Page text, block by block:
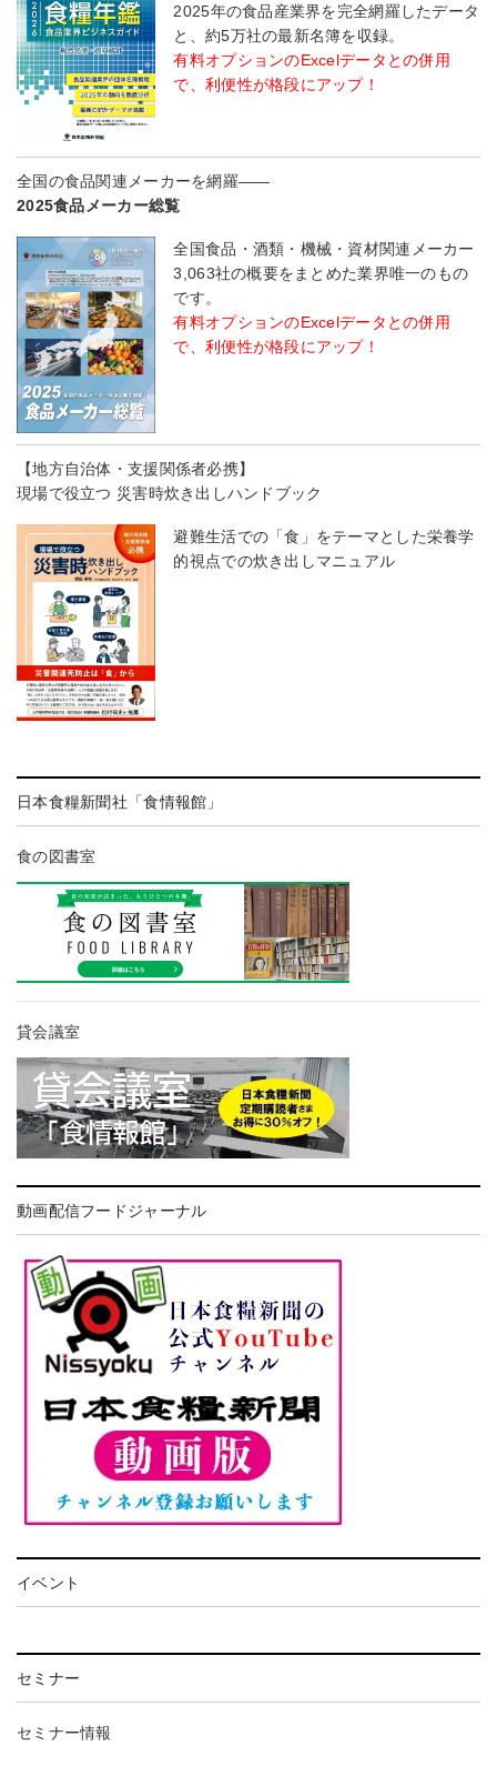
2025年の食品産業界を完全網羅したデータ
と、約5万社の最新名簿を収録。
有料オプションのExcelデータとの併用
で、利便性が格段にアップ！
全国の食品関連メーカーを網羅――
2025食品メーカー総覧
全国食品・酒類・機械・資材関連メーカー
3,063社の概要をまとめた業界唯一のもの
です。
有料オプションのExcelデータとの併用
で、利便性が格段にアップ！
【地方自治体・支援関係者必携】
現場で役立つ 災害時炊き出しハンドブック
避難生活での「食」をテーマとした栄養学
的視点での炊き出しマニュアル
日本食糧新聞社「食情報館」
食の図書室
貸会議室
動画配信フードジャーナル
イベント
セミナー
セミナー情報